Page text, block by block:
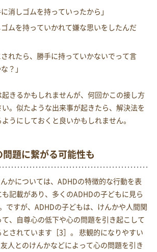
消しゴムを持っていったから」
ムを持っていかれて嫌な思いをしたんだ
れたら、勝手に持っていかないでって言
？」
きるかもしれませんが、何回かこの接し方
。似たような出来事が起きたら、解決法を
うにしておくと良いかもしれません。
題に繋がる可能性も
かについては、ADHDの特徴的な行動を表
記載があり、多くのADHDの子どもに見ら
ですが、ADHDの子どもは、けんかや人間関
、自尊心の低下や心の問題を引き起こして
されています［3］。 悲観的になりやすい
人とのけんかなどによって心の問題を引き